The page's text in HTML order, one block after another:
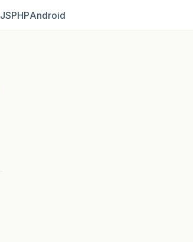
JSPHPAndroid